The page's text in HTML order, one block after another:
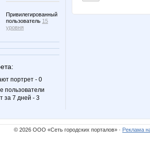
Привилегированный
пользователь 15
уровня
портрет - 0
пользователи
за 7 дней - 3
© 2026 ООО «Сеть городских порталов» · Реклама